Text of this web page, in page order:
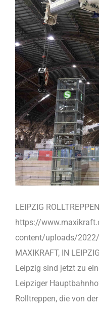
LEIPZIG
https://
content/uploads/
MAXIKRAFT, IN
Leipzig sind jetzt zu
Leipziger
Rolltreppen, die von